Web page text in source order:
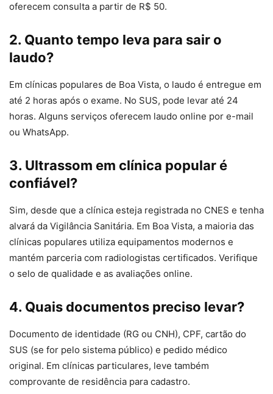
oferecem consulta a partir de R$ 50.
2. Quanto tempo leva para sair o
laudo?
Em clínicas populares de Boa Vista, o laudo é entregue em
até 2 horas após o exame. No SUS, pode levar até 24
horas. Alguns serviços oferecem laudo online por e-mail
ou WhatsApp.
3. Ultrassom em clínica popular é
confiável?
Sim, desde que a clínica esteja registrada no CNES e tenha
alvará da Vigilância Sanitária. Em Boa Vista, a maioria das
clínicas populares utiliza equipamentos modernos e
mantém parceria com radiologistas certificados. Verifique
o selo de qualidade e as avaliações online.
4. Quais documentos preciso levar?
Documento de identidade (RG ou CNH), CPF, cartão do
SUS (se for pelo sistema público) e pedido médico
original. Em clínicas particulares, leve também
comprovante de residência para cadastro.